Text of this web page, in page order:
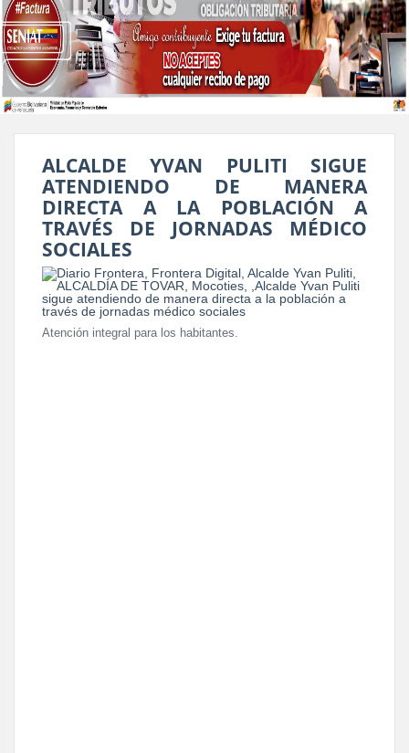
ALCALDE YVAN PULITI SIGUE
ATENDIENDO DE MANERA
DIRECTA A LA POBLACIÓN A
TRAVÉS DE JORNADAS MÉDICO
SOCIALES
Atención integral para los habitantes.